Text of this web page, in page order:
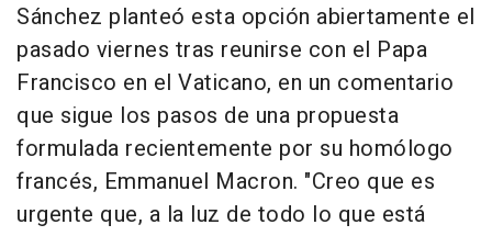
Sánchez planteó esta opción abiertamente el
pasado viernes tras reunirse con el Papa
Francisco en el Vaticano, en un comentario
que sigue los pasos de una propuesta
formulada recientemente por su homólogo
francés, Emmanuel Macron. "Creo que es
urgente que, a la luz de todo lo que está